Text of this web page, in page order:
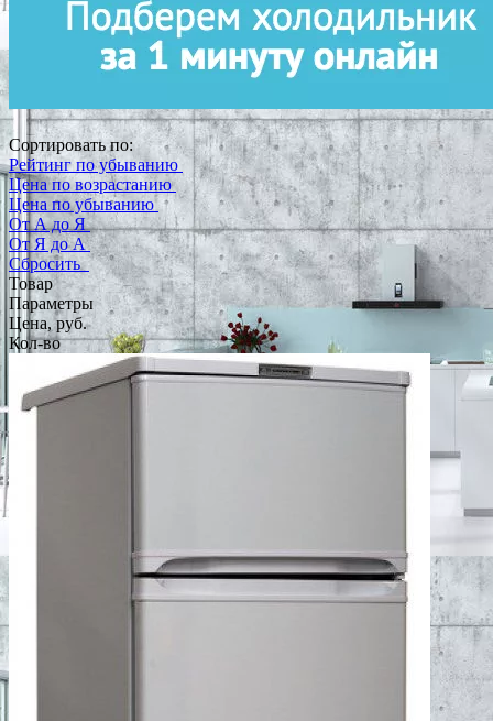
Сортировать по:
Рейтинг по убыванию
Цена по возрастанию
Цена по убыванию
От А до Я
От Я до А
Сбросить
Товар
Параметры
Цена, руб.
Кол-во